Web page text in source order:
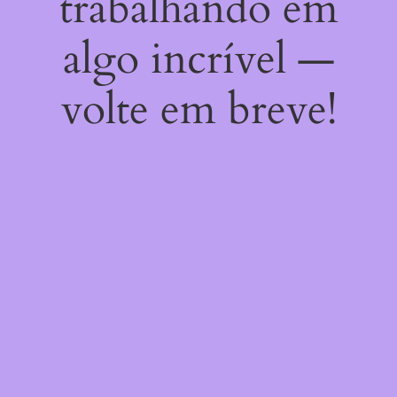
algo incrível —
volte em breve!